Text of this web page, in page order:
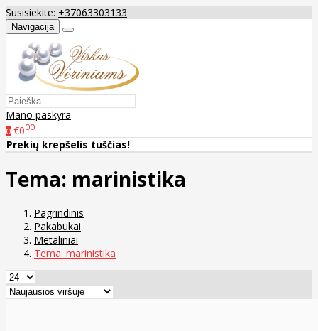
Susisiekite: +37063303133
Navigacija
Mano paskyra
0 €000
Prekių krepšelis tuščias!
Tema: marinistika
Pagrindinis
Pakabukai
Metaliniai
Tema: marinistika